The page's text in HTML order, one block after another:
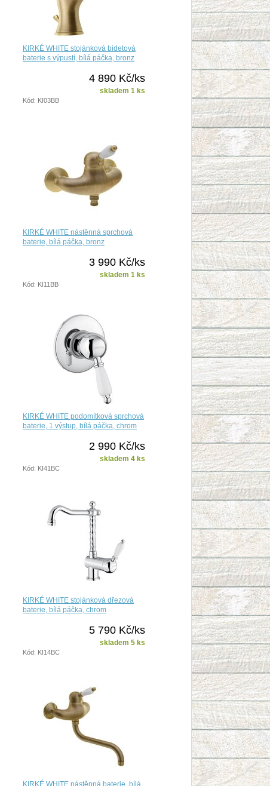
KIRKÉ WHITE stojánková bidetová
baterie s výpustí, bílá páčka, bronz
4 890 Kč/ks
skladem 1 ks
Kód: KI03BB
KIRKÉ WHITE nástěnná sprchová
baterie, bílá páčka, bronz
3 990 Kč/ks
skladem 1 ks
Kód: KI11BB
KIRKÉ WHITE podomítková sprchová
baterie, 1 výstup, bílá páčka, chrom
2 990 Kč/ks
skladem 4 ks
Kód: KI41BC
KIRKÉ WHITE stojánková dřezová
baterie, bílá páčka, chrom
5 790 Kč/ks
skladem 5 ks
Kód: KI14BC
KIRKÉ WHITE nástěnná baterie, bílá